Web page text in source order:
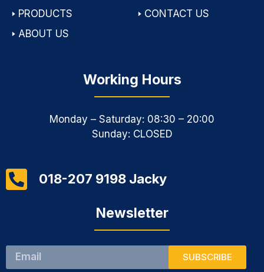
🢒 PRODUCTS
🢒 ABOUT US
🢒 CONTACT US
Working Hours
Monday – Saturday: 08:30 – 20:00
Sunday: CLOSED
018-207 9198 Jacky
Newsletter
SUBSCRIBE